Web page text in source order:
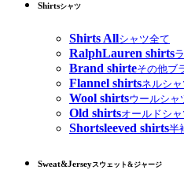
Shirtsシャツ
Shirts Allシャツ全て
RalphLauren shirts
Brand shirteその他ブ
Flannel shirtsネルシャ
Wool shirtsウールシャ
Old shirtsオールドシャ
Shortsleeved shirts半
Sweat&Jerseyスウェット&ジャージ